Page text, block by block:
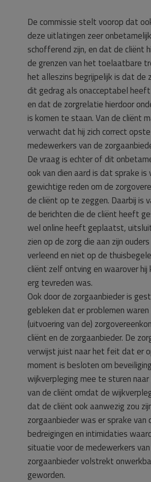
De commissie stelt voorop dat
deze uitlatingen zeer
schofferend zijn, en dat de cliënt
de grenzen van het toelaatbare
het alleszins begrijpelijk is dat de
dit gedrag als onacceptabel
en dat de zorgrelatie hierdoor
is komen te staan. Van de cliënt
verwacht dat hij zich correct
medewerkers van de
De vraag is echter of dit
ook van dien aard is dat sprake is
gewichtige reden om de
de cliënt op te zeggen. Daarbij is
de berichten die de cliënt heeft
wel online heeft geplaatst,
zien op de zorg die aan zijn
verleend en niet op de
cliënt zelf ontving en waarover hij
erg tevreden was.
Ook door de zorgaanbieder is
gebleken dat er problemen waren
(uitvoering van de)
cliënt en de zorgaanbieder. De
verwijst juist naar het feit dat er
moment is besloten om
wijkverpleging mee te sturen
van de cliënt omdat de
dat de cliënt ook aanwezig zou
zorgaanbieder was er sprake van
bedreigingen en intimidaties
situatie voor de medewerkers
zorgaanbieder volstrekt
geworden.